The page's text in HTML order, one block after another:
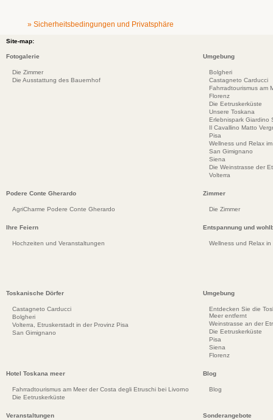
» Sicherheitsbedingungen und Privatsphäre
Site-map:
Fotogalerie
Die Zimmer
Die Ausstattung des Bauernhof
Umgebung
Bolgheri
Castagneto Carducci
Fahrradtourismus am
Florenz
Die Eetruskerküste
Unsere Toskana
Erlebnispark Giardino
Il Cavallino Matto
Pisa
Wellness und Relax
San Gimignano
Siena
Die Weinstrasse der
Volterra
Podere Conte Gherardo
AgriCharme Podere Conte Gherardo
Zimmer
Die Zimmer
Ihre Feiern
Hochzeiten und Veranstaltungen
Entspannung und
Wellness und Relax in
Toskanische Dörfer
Castagneto Carducci
Bolgheri
Volterra, Etruskerstadt in der Provinz Pisa
San Gimignano
Umgebung
Entdecken Sie die
Meer entfernt
Weinstrasse an der
Die Eetruskerküste
Pisa
Siena
Florenz
Hotel Toskana meer
Fahrradtourismus am Meer der Costa degli Etruschi bei Livorno
Die Eetruskerküste
Blog
Blog
Veranstaltungen Sonderangebote